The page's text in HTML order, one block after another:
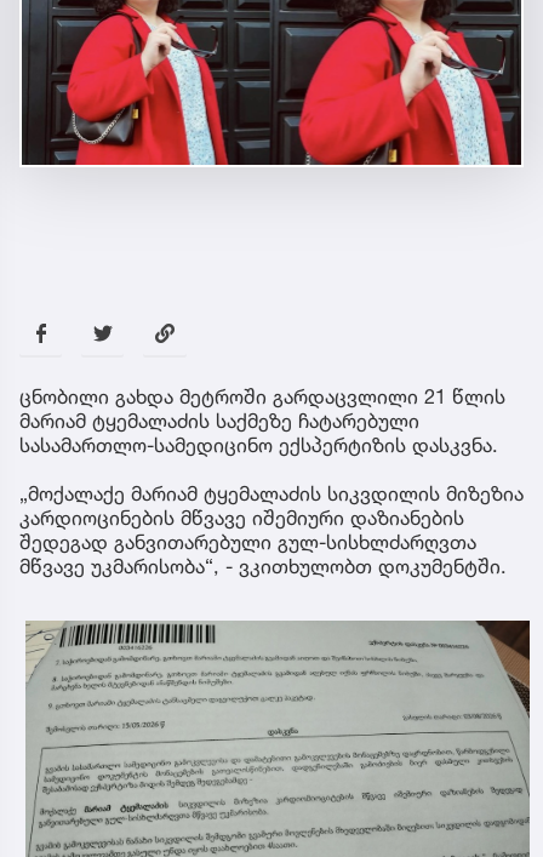
ცნობილი გახდა მეტროში გარდაცვლილი 21 წლის
მარიამ ტყემალაძის საქმეზე ჩატარებული
სასამართლო-სამედიცინო ექსპერტიზის დასკვნა.
„მოქალაქე მარიამ ტყემალაძის სიკვდილის მიზეზია
კარდიოცინების მწვავე იშემიური დაზიანების
შედეგად განვითარებული გულ-სისხლძარღვთა
მწვავე უკმარისობა“, - ვკითხულობთ დოკუმენტში.